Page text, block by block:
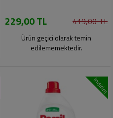
229,00 TL 419,00 TL
Ürün geçici olarak temin
edilememektedir.
indirim